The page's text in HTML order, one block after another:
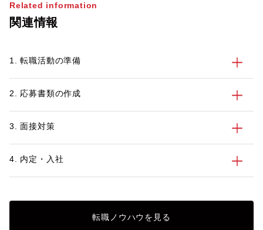
Related information
関連情報
1. 転職活動の準備
2. 応募書類の作成
3. 面接対策
4. 内定・入社
転職ノウハウを見る